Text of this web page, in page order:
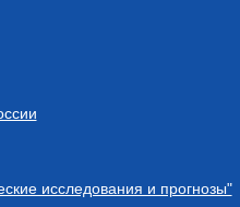
исследования и прогнозы"